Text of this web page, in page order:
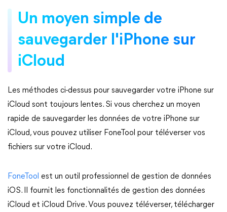
Un moyen simple de
sauvegarder l'iPhone sur
iCloud
Les méthodes ci-dessus pour sauvegarder votre iPhone sur
iCloud sont toujours lentes. Si vous cherchez un moyen
rapide de sauvegarder les données de votre iPhone sur
iCloud, vous pouvez utiliser FoneTool pour téléverser vos
fichiers sur votre iCloud.
FoneTool est un outil professionnel de gestion de données
iOS. Il fournit les fonctionnalités de gestion des données
iCloud et iCloud Drive. Vous pouvez téléverser, télécharger